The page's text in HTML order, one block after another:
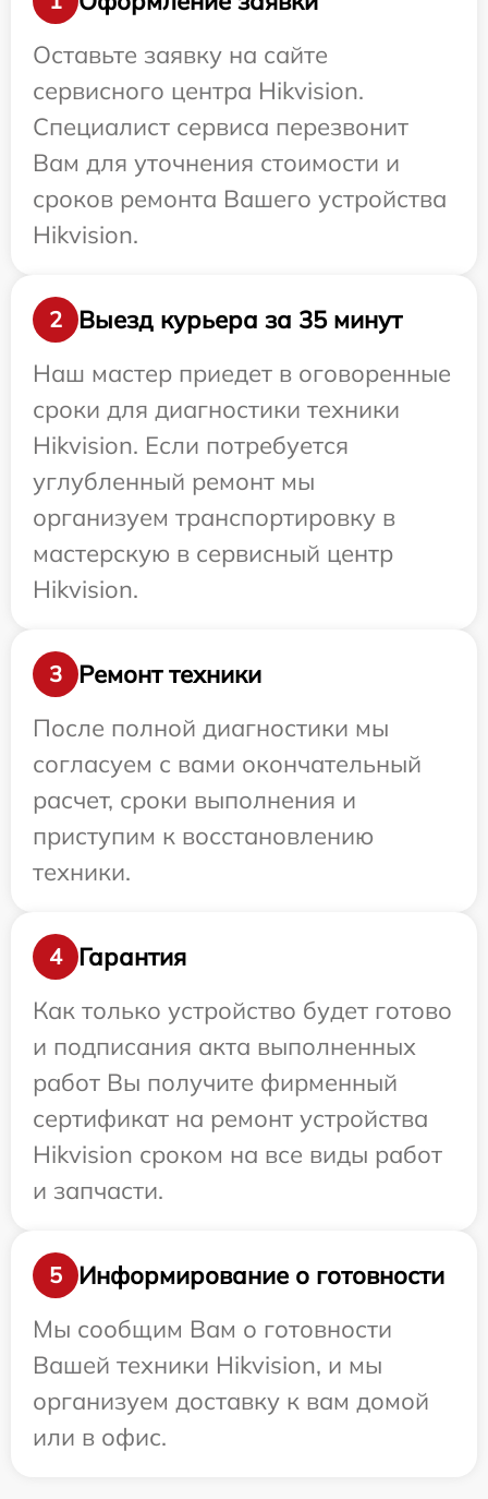
Оставьте заявку на сайте
сервисного центра Hikvision.
Специалист сервиса перезвонит
Вам для уточнения стоимости и
сроков ремонта Вашего устройства
Hikvision.
2
Выезд курьера за 35 минут
Наш мастер приедет в оговоренные
сроки для диагностики техники
Hikvision. Если потребуется
углубленный ремонт мы
организуем транспортировку в
мастерскую в сервисный центр
Hikvision.
3
Ремонт техники
После полной диагностики мы
согласуем с вами окончательный
расчет, сроки выполнения и
приступим к восстановлению
техники.
4
Гарантия
Как только устройство будет готово
и подписания акта выполненных
работ Вы получите фирменный
сертификат на ремонт устройства
Hikvision сроком на все виды работ
и запчасти.
5
Информирование о готовности
Мы сообщим Вам о готовности
Вашей техники Hikvision, и мы
организуем доставку к вам домой
или в офис.